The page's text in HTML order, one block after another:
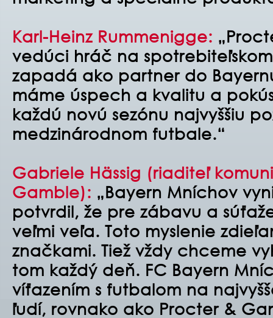
Karl-Heinz Rummenigge:
vedúci hráč na
zapadá ako partner do
máme úspech a kvalitu a
každú novú sezónu najvyššiu
medzinárodnom futbale.“
Gabriele Hässig (riaditeľ
Gamble): „Bayern Mníchov
potvrdil, že pre zábavu a
veľmi veľa. Toto myslenie
značkami. Tiež vždy chceme
tom každý deň. FC Bayern
víťazením s futbalom na
ľudí, rovnako ako Procter &